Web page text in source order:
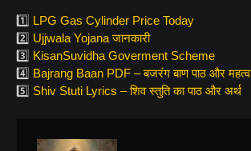
1️⃣ LPG Gas Cylinder Price Today
2️⃣ Ujjwala Yojana जानकारी
3️⃣ KisanSuvidha Goverment Scheme
4️⃣ Bajrang Baan PDF – बजरंग बाण पाठ और महत्व
5️⃣ Shiv Stuti Lyrics – शिव स्तुति का पाठ और अर्थ